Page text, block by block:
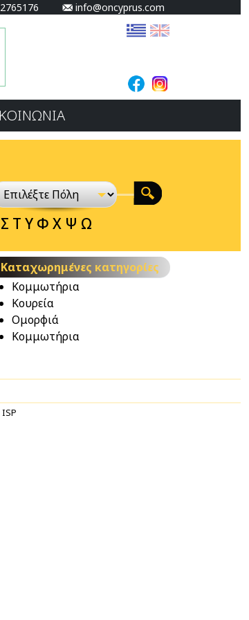
info@oncyprus.com
Σ Τ Υ Φ Χ Ψ Ω
Καταχωρημένες κατηγορίες
Κομμωτήρια
Κουρεία
Ομορφιά
Κομμωτήρια